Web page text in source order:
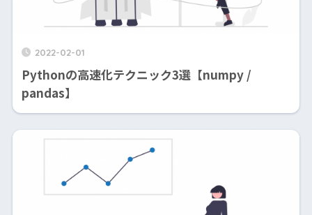
2022-02-01
Pythonの高速化テクニック3選【numpy /
pandas】